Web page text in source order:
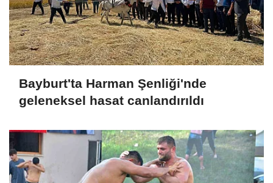
Bayburt'ta Harman Şenliği'nde
geleneksel hasat canlandırıldı